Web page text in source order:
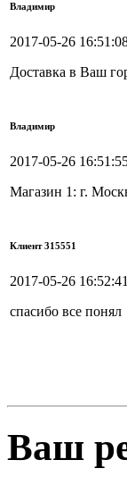
Владимир
2017-05-26
Доставка в Ваш
Владимир
2017-05-26
Магазин 1: г.
Клиент 315551
2017-05-26 16:52:41
спасибо все понял
Ваш